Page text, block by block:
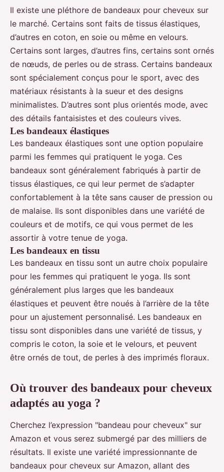
Il existe une pléthore de bandeaux pour cheveux sur
le marché. Certains sont faits de tissus élastiques,
d’autres en coton, en soie ou même en velours.
Certains sont larges, d’autres fins, certains sont ornés
de nœuds, de perles ou de strass. Certains bandeaux
sont spécialement conçus pour le sport, avec des
matériaux résistants à la sueur et des designs
minimalistes. D’autres sont plus orientés mode, avec
des détails fantaisistes et des couleurs vives.
Les bandeaux élastiques
Les bandeaux élastiques sont une option populaire
parmi les femmes qui pratiquent le yoga. Ces
bandeaux sont généralement fabriqués à partir de
tissus élastiques, ce qui leur permet de s’adapter
confortablement à la tête sans causer de pression ou
de malaise. Ils sont disponibles dans une variété de
couleurs et de motifs, ce qui vous permet de les
assortir à votre tenue de yoga.
Les bandeaux en tissu
Les bandeaux en tissu sont un autre choix populaire
pour les femmes qui pratiquent le yoga. Ils sont
généralement plus larges que les bandeaux
élastiques et peuvent être noués à l’arrière de la tête
pour un ajustement personnalisé. Les bandeaux en
tissu sont disponibles dans une variété de tissus, y
compris le coton, la soie et le velours, et peuvent
être ornés de tout, de perles à des imprimés floraux.
Où trouver des bandeaux pour cheveux
adaptés au yoga ?
Cherchez l’expression "bandeau pour cheveux" sur
Amazon et vous serez submergé par des milliers de
résultats. Il existe une variété impressionnante de
bandeaux pour cheveux sur Amazon, allant des